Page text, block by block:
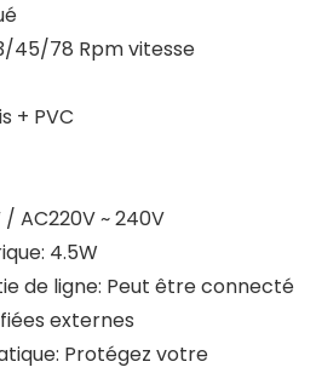
45/78 Rpm vitesse
+ PVC
/ AC220V ~ 240V
4.5W
de ligne: Peut être connecté
externes
Protégez votre